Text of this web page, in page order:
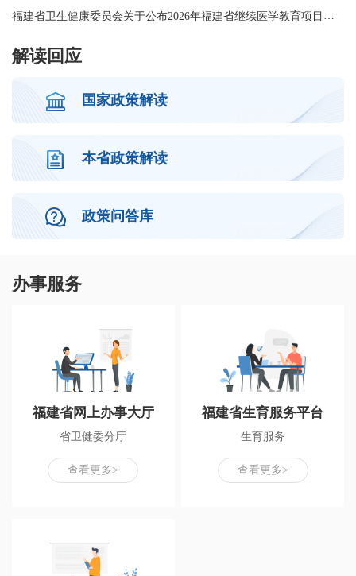
解读回应
国家政策解读
本省政策解读
政策问答库
办事服务
福建省网上办事大厅
省卫健委分厅
查看更多>
福建省生育服务平台
生育服务
查看更多>